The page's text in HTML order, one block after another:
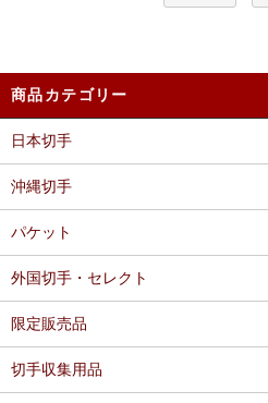
商品カテゴリー
日本切手
沖縄切手
パケット
外国切手・セレクト
限定販売品
切手収集用品